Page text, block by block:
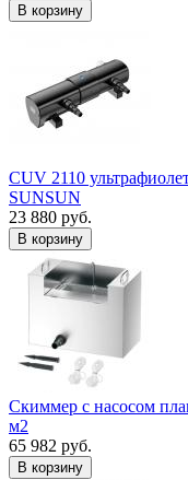
В корзину
CUV 2110
SUNSUN
23 880 руб.
В корзину
Скиммер с насосом
м2
65 982 руб.
В корзину